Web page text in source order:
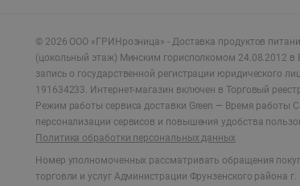
© 2026 ООО «ГРИНрозница» - Доставка продуктов
(цокольный этаж) Минским горисполкомом 24.08.2012 в
запись о государственной регистрации юридического
191634233. Интернет-магазин включен в Торговый
Режим работы сервиса доставки Green — Время работы
персонализации сервисов и повышения удобства
Политика обработки персональных данных
Номер уполномоченных рассматривать обращения
торговли и услуг Администрации Фрунзенского района